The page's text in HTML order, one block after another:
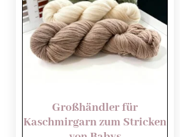
Großhändler für
Kaschmirgarn zum Stricken